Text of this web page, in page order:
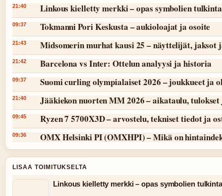
21:40 Linkous kielletty merkki – opas symbolien
09:37 Tokmanni Pori Keskusta – aukioloajat ja osoite
21:43 Midsomerin murhat kausi 25 – näyttelijät, jaksot
21:42 Barcelona vs Inter: Ottelun analyysi ja historia
09:37 Suomi curling olympialaiset 2026 – joukkueet ja
21:40 Jääkiekon nuorten MM 2026 – aikataulu,
09:45 Ryzen 7 5700X3D – arvostelu, tekniset tiedot ja
09:36 OMX Helsinki PI (OMXHPI) – Mikä on
LISAA TOIMITUKSELTA
Linkous kielletty merkki – opas symbolien